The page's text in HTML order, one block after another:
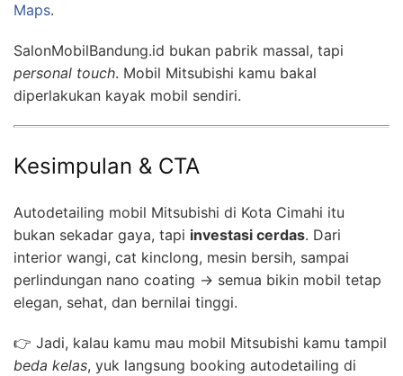
Maps.
SalonMobilBandung.id bukan pabrik massal, tapi
personal touch. Mobil Mitsubishi kamu bakal
diperlakukan kayak mobil sendiri.
Kesimpulan & CTA
Autodetailing mobil Mitsubishi di Kota Cimahi itu
bukan sekadar gaya, tapi investasi cerdas. Dari
interior wangi, cat kinclong, mesin bersih, sampai
perlindungan nano coating → semua bikin mobil tetap
elegan, sehat, dan bernilai tinggi.
👉 Jadi, kalau kamu mau mobil Mitsubishi kamu tampil
beda kelas, yuk langsung booking autodetailing di